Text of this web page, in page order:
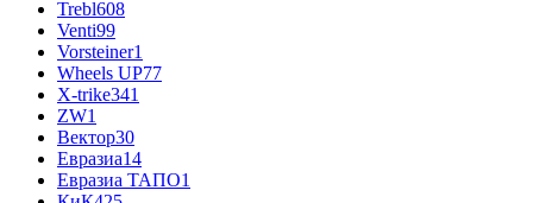
Trebl608
Venti99
Vorsteiner1
Wheels UP77
X-trike341
ZW1
Вектор30
Евразиа14
Евразиа ТАПО1